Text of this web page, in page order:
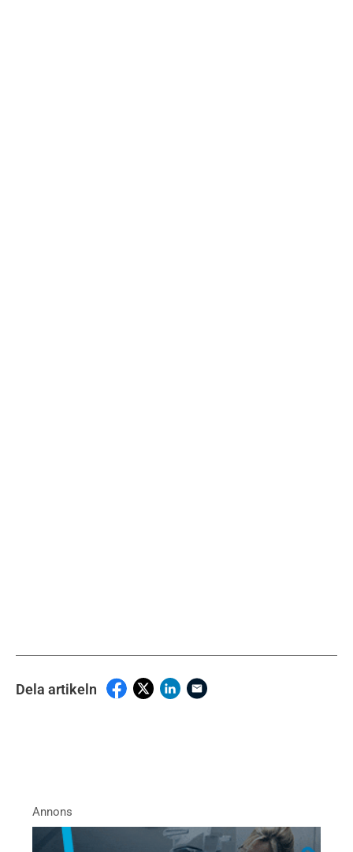
Dela artikeln